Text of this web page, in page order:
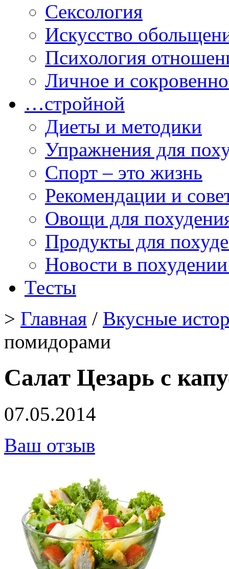
Сексология
Искусство
Психология
Личное и
…стройной
Диеты и методики
Упражнения для
Спорт – это жизнь
Рекомендации и
Овощи для
Продукты для
Новости в
Тесты
> Главная / Вкусные
помидорами
Салат Цезарь с
07.05.2014
Ваш отзыв